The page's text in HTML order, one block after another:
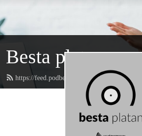
Besta platan
https://feed.podbean.com/bestaplatan/feed.xml